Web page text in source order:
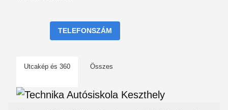
TELEFONSZÁM
Utcakép és 360 Összes